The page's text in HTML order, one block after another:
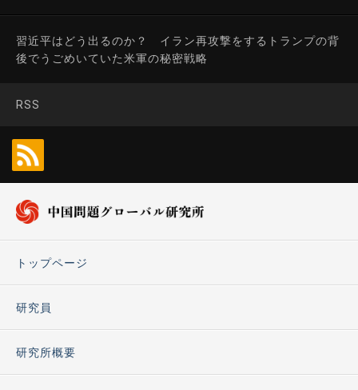
習近平はどう出るのか？ イラン再攻撃をするトランプの背
後でうごめいていた米軍の秘密戦略
RSS
トップページ
研究員
研究所概要